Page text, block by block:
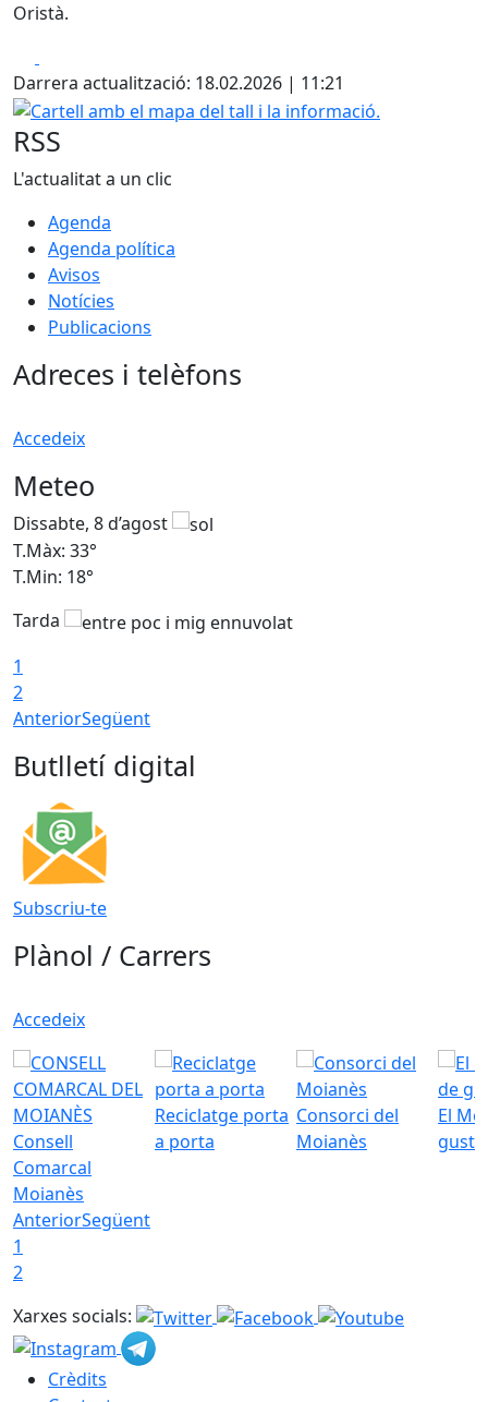
Oristà.
Darrera actualització: 18.02.2026 | 11:21
Cartell amb el mapa del tall i la informació.
RSS
L'actualitat a un clic
Agenda
Agenda política
Avisos
Notícies
Publicacions
Adreces i telèfons
Accedeix
Meteo
Dissabte, 8 d’agost
T.Màx: 33°
T.Min: 18°
Tarda
1
2
AnteriorSegüent
Butlletí digital
Subscriu-te
Plànol / Carrers
Accedeix
Consell
Comarcal
Moianès
Reciclatge porta
a porta
Consorci del
Moianès
El
gust
AnteriorSegüent
1
2
Xarxes socials:
Crèdits